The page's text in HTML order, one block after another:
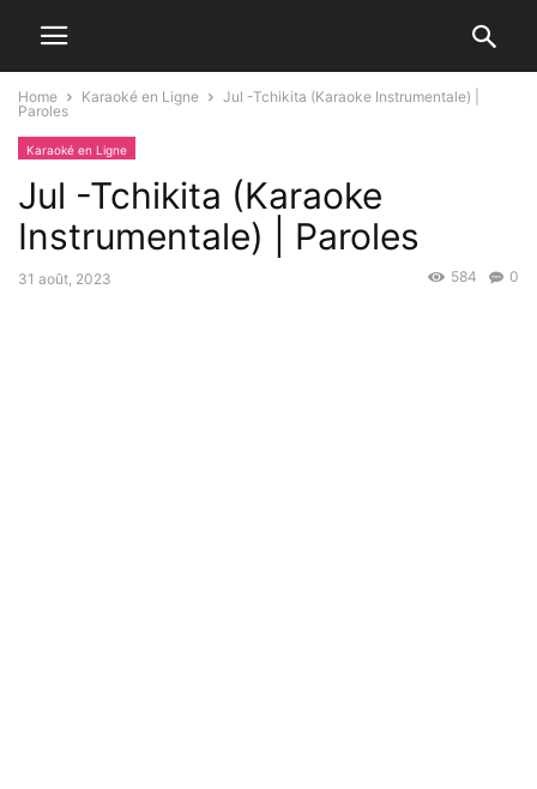
Home Karaoké en Ligne
Jul -Tchikita (Karaoke Instrumentale) |
Paroles
Karaoké en Ligne
Jul -Tchikita (Karaoke
Instrumentale) | Paroles
31 août, 2023 0
584